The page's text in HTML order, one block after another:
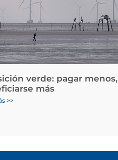
verde: pagar menos,
más
>>